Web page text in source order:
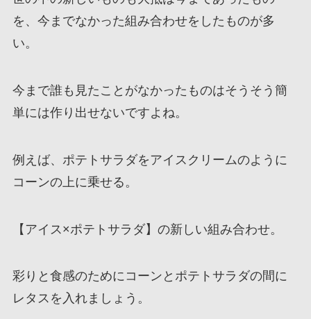
を、今までなかった組み合わせをしたものが多
い。
今まで誰も見たことがなかったものはそうそう簡
単には作り出せないですよね。
例えば、ポテトサラダをアイスクリームのように
コーンの上に乗せる。
【アイス×ポテトサラダ】の新しい組み合わせ。
彩りと食感のためにコーンとポテトサラダの間に
レタスを入れましょう。